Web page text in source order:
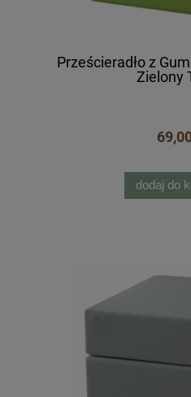
Prześcieradło z
Zielony
dodaj do